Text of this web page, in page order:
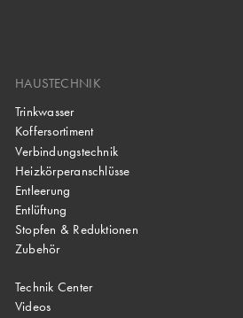
HAUSTECHNIK
Trinkwasser
Koffersortiment
Verbindungstechnik
Heizkörperanschlüsse
Entleerung
Entlüftung
Stopfen & Reduktionen
Zubehör
Technik Center
Videos